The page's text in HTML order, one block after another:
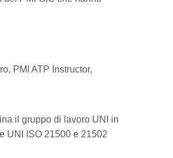
PMI ATP Instructor,
il gruppo di lavoro UNI in
UNI ISO 21500 e 21502